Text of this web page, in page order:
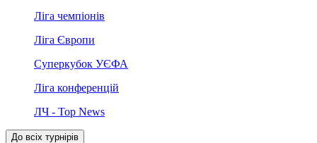
Ліга чемпіонів
Ліга Європи
Суперкубок УЄФА
Ліга конференцій
ЛЧ - Top News
До всіх турнірів